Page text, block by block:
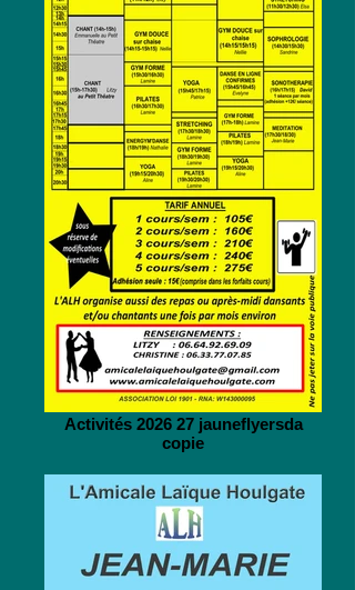
Activités 2026 27 jauneflyersda
copie